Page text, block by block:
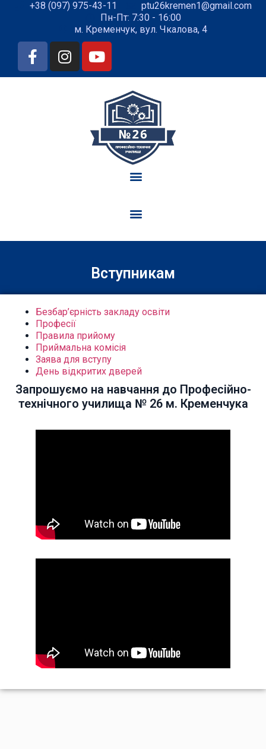
+38 (097) 975-43-11
ptu26kremen1@gmail.com
Пн-Пт: 7:30 - 16:00
м. Кременчук, вул. Чкалова, 4
Вступникам
Безбар’єрність закладу освіти
Професії
Правила прийому
Приймальна комісія
Заява для вступу
День відкритих дверей
Запрошуємо на навчання до Професійно-
технічного училища № 26 м. Кременчука